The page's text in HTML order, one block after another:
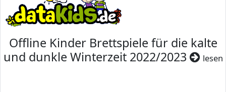
Offline Kinder Brettspiele für die kalte
und dunkle Winterzeit 2022/2023
lesen